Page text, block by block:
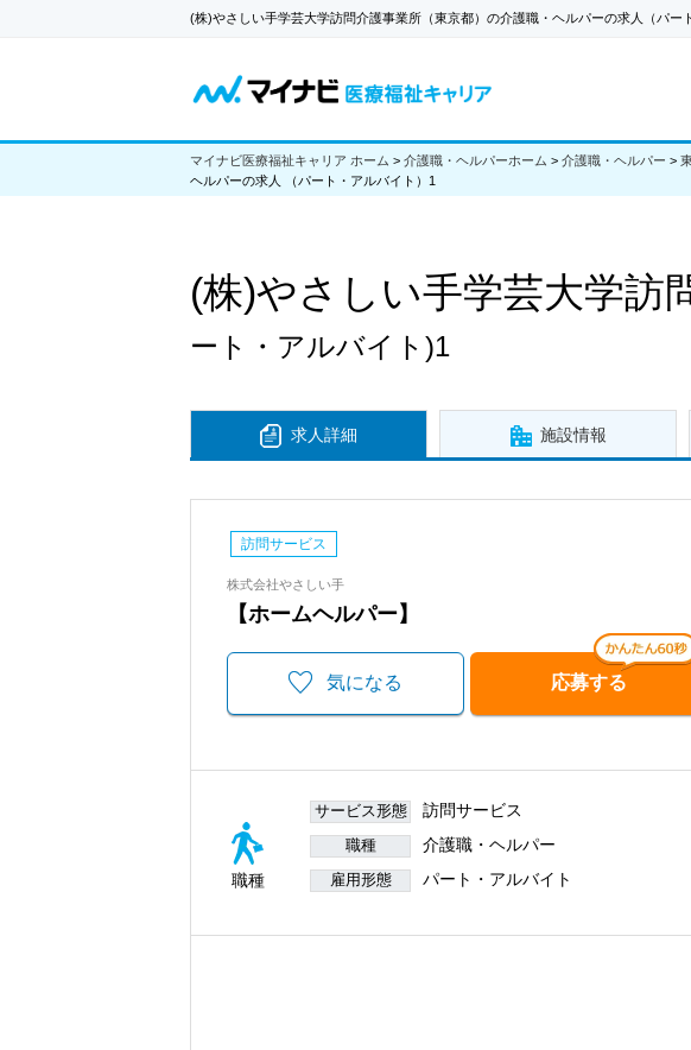
(株)やさしい手学芸大学訪問介護事業所（東京都）の介護職・ヘルパーの求人（パー
マイナビ医療福祉キャリア ホーム > 介護職・ヘルパーホーム > 介護職・ヘルパー >
ヘルパーの求人 （パート・アルバイト）1
(株)やさしい手学芸大学訪
ート・アルバイト)1
求人詳細 施設情報
訪問サービス
株式会社やさしい手
【ホームヘルパー】
気になる 応募する
職種
サービス形態 訪問サービス
職種 介護職・ヘルパー
雇用形態 パート・アルバイト